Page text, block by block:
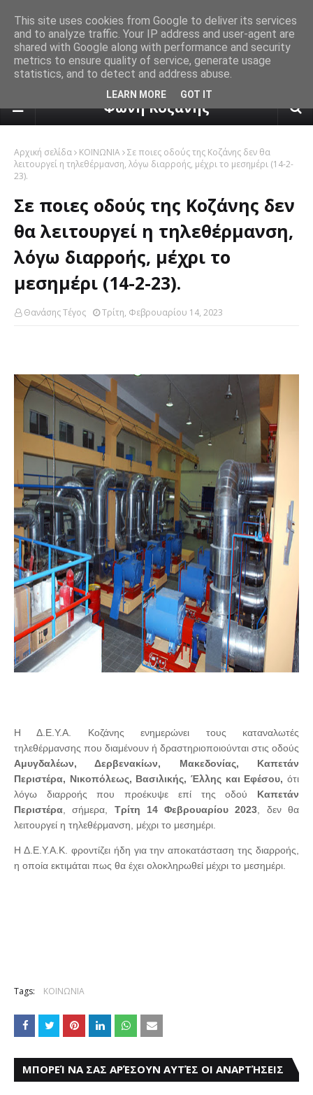
πρόγνωση καιρού από το
Φωνή Κοζάνης
Αρχική σελίδα ΚΟΙΝΩΝΙΑ Σε ποιες οδούς της Κοζάνης δεν θα
λειτουργεί η τηλεθέρμανση, λόγω διαρροής, μέχρι το μεσημέρι (14-2-
23).
Σε ποιες οδούς της Κοζάνης δεν
θα λειτουργεί η τηλεθέρμανση,
λόγω διαρροής, μέχρι το
μεσημέρι (14-2-23).
Θανάσης Τέγος Τρίτη, Φεβρουαρίου 14, 2023
Η Δ.Ε.Υ.Α. Κοζάνης ενημερώνει τους καταναλωτές
τηλεθέρμανσης που διαμένουν ή δραστηριοποιούνται στις οδούς
Αμυγδαλέων, Δερβενακίων, Μακεδονίας, Καπετάν
Περιστέρα, Νικοπόλεως, Βασιλικής, Έλλης και Εφέσου, ότι
λόγω διαρροής που προέκυψε επί της οδού Καπετάν
Περιστέρα , σήμερα, Τρίτη 14 Φεβρουαρίου 2023 , δεν θα
λειτουργεί η τηλεθέρμανση, μέχρι το μεσημέρι.
Η Δ.Ε.Υ.Α.Κ. φροντίζει ήδη για την αποκατάσταση της διαρροής,
η οποία εκτιμάται πως θα έχει ολοκληρωθεί μέχρι το μεσημέρι.
Tags: ΚΟΙΝΩΝΙΑ
ΜΠΟΡΕΊ ΝΑ ΣΑΣ ΑΡΈΣΟΥΝ ΑΥΤΈΣ ΟΙ ΑΝΑΡΤΉΣΕΙΣ
This site uses cookies from Google to deliver its services
and to analyze traffic. Your IP address and user-agent are
shared with Google along with performance and security
metrics to ensure quality of service, generate usage
statistics, and to detect and address abuse.
LEARN MORE GOT IT